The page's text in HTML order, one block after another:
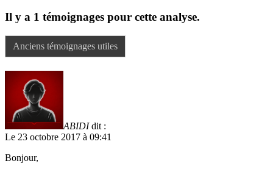
Il y a 1 témoignages pour cette analyse.
Anciens témoignages utiles
ABIDI dit :
Le 23 octobre 2017 à 09:41
Bonjour,